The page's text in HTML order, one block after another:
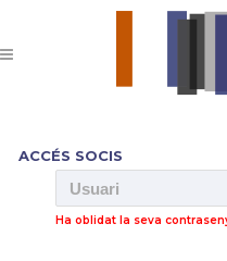
ACCÉS SOCIS
Ha oblidat la seva